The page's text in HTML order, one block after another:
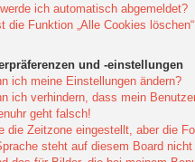
ich automatisch abgemeldet?
die Funktion „Alle Cookies
und -einstellungen
ich meine Einstellungen ändern?
ich verhindern, dass mein
geht falsch!
die Zeitzone eingestellt, aber die
steht auf diesem Board